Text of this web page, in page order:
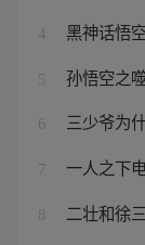
4 黑神话悟
5 孙悟空之
6 三少爷为
7 一人之下
8 二壮和徐